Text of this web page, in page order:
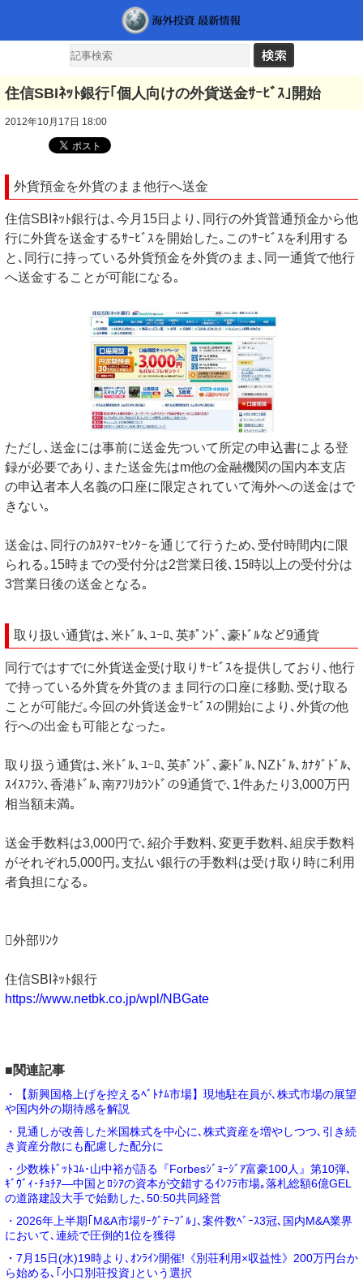
住信SBIﾈｯﾄ銀行｢個人向けの外貨送金ｻｰﾋﾞｽ｣開始
2012年10月17日 18:00
外貨預金を外貨のまま他行へ送金
住信SBIﾈｯﾄ銀行は､今月15日より､同行の外貨普通預金から他
行に外貨を送金するｻｰﾋﾞｽを開始した｡このｻｰﾋﾞｽを利用する
と､同行に持っている外貨預金を外貨のまま､同一通貨で他行
へ送金することが可能になる｡
ただし､送金には事前に送金先ついて所定の申込書による登
録が必要であり､また送金先はm他の金融機関の国内本支店
の申込者本人名義の口座に限定されていて海外への送金はで
きない｡
送金は､同行のｶｽﾀﾏｰｾﾝﾀｰを通じて行うため､受付時間内に限
られる｡15時までの受付分は2営業日後､15時以上の受付分は
3営業日後の送金となる｡
取り扱い通貨は､米ﾄﾞﾙ､ﾕｰﾛ､英ﾎﾟﾝﾄﾞ､豪ﾄﾞﾙなど9通貨
同行ではすでに外貨送金受け取りｻｰﾋﾞｽを提供しており､他行
で持っている外貨を外貨のまま同行の口座に移動､受け取る
ことが可能だ｡今回の外貨送金ｻｰﾋﾞｽの開始により､外貨の他
行への出金も可能となった｡
取り扱う通貨は､米ﾄﾞﾙ､ﾕｰﾛ､英ﾎﾟﾝﾄﾞ､豪ﾄﾞﾙ､NZﾄﾞﾙ､ｶﾅﾀﾞﾄﾞﾙ､
ｽｲｽﾌﾗﾝ､香港ﾄﾞﾙ､南ｱﾌﾘｶﾗﾝﾄﾞの9通貨で､1件あたり3,000万円
相当額未満｡
送金手数料は3,000円で､紹介手数料､変更手数料､組戻手数料
がそれぞれ5,000円｡支払い銀行の手数料は受け取り時に利用
者負担になる｡
外部ﾘﾝｸ
住信SBIﾈｯﾄ銀行
https://www.netbk.co.jp/wpl/NBGate
■関連記事
・【新興国格上げを控えるﾍﾞﾄﾅﾑ市場】現地駐在員が､株式市場の展望
や国内外の期待感を解説
・見通しが改善した米国株式を中心に､株式資産を増やしつつ､引き続
き資産分散にも配慮した配分に
・少数株ﾄﾞｯﾄｺﾑ･山中裕が語る『Forbesｼﾞｮｰｼﾞｱ富豪100人』第10弾､
ｷﾞｳﾞｨ･ﾁｮﾁｱ―中国とﾛｼｱの資本が交錯するｲﾝﾌﾗ市場｡落札総額6億GEL
の道路建設大手で始動した､50:50共同経営
・2026年上半期｢M&A市場ﾘｰｸﾞﾃｰﾌﾞﾙ｣､案件数ﾍﾞｰｽ3冠､国内M&A業界
において､連続で圧倒的1位を獲得
・7月15日(水)19時より､ｵﾝﾗｲﾝ開催!《別荘利用×収益性》200万円台か
ら始める､｢小口別荘投資｣という選択